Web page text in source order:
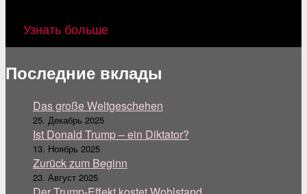
Узнать больше
Последние вклады
Das große Weltgeschehen
25. Декабрь 2025
Ist Donald Trump – ein Diktator?
13. Ноябрь 2025
Zurück zum Beginn
23. Август 2025